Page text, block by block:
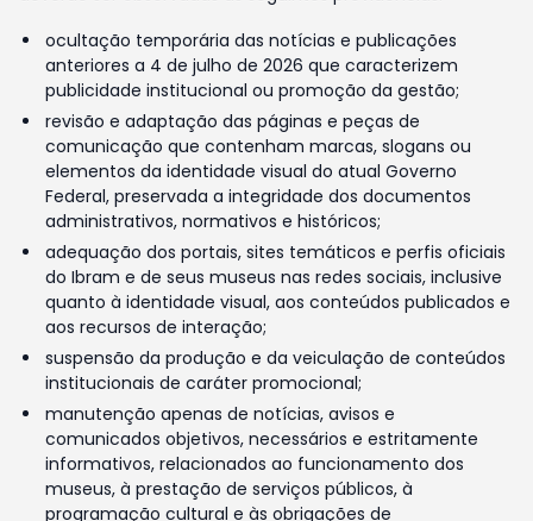
ocultação temporária das notícias e publicações
anteriores a 4 de julho de 2026 que caracterizem
publicidade institucional ou promoção da gestão;
revisão e adaptação das páginas e peças de
comunicação que contenham marcas, slogans ou
elementos da identidade visual do atual Governo
Federal, preservada a integridade dos documentos
administrativos, normativos e históricos;
adequação dos portais, sites temáticos e perfis oficiais
do Ibram e de seus museus nas redes sociais, inclusive
quanto à identidade visual, aos conteúdos publicados e
aos recursos de interação;
suspensão da produção e da veiculação de conteúdos
institucionais de caráter promocional;
manutenção apenas de notícias, avisos e
comunicados objetivos, necessários e estritamente
informativos, relacionados ao funcionamento dos
museus, à prestação de serviços públicos, à
programação cultural e às obrigações de